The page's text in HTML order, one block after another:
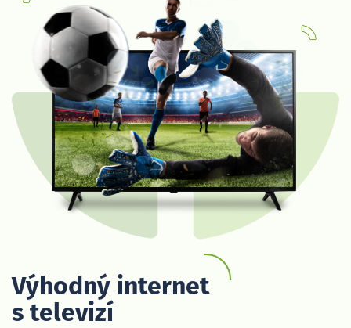
Výhodný internet
s televizí